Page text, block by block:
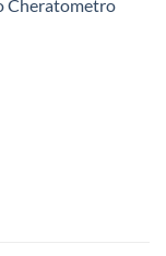
Cheratometro